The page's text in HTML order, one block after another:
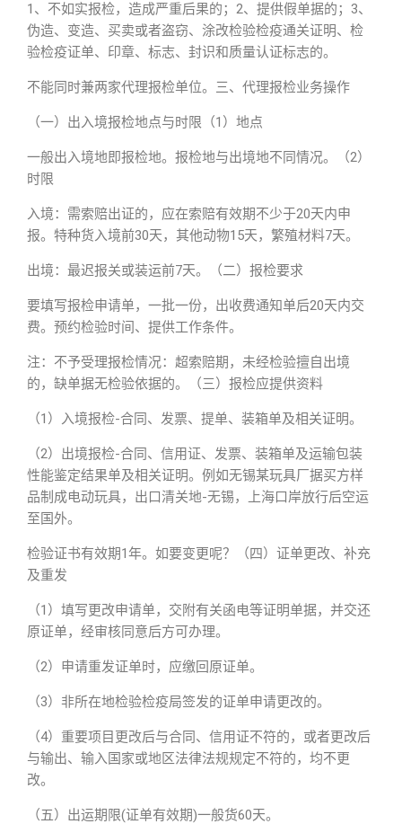
1、不如实报检，造成严重后果的；2、提供假单据的；3、
伪造、变造、买卖或者盗窃、涂改检验检疫通关证明、检
验检疫证单、印章、标志、封识和质量认证标志的。
不能同时兼两家代理报检单位。三、代理报检业务操作
（一）出入境报检地点与时限（1）地点
一般出入境地即报检地。报检地与出境地不同情况。（2）
时限
入境：需索赔出证的，应在索赔有效期不少于20天内申
报。特种货入境前30天，其他动物15天，繁殖材料7天。
出境：最迟报关或装运前7天。（二）报检要求
要填写报检申请单，一批一份，出收费通知单后20天内交
费。预约检验时间、提供工作条件。
注：不予受理报检情况：超索赔期，未经检验擅自出境
的，缺单据无检验依据的。（三）报检应提供资料
（1）入境报检-合同、发票、提单、装箱单及相关证明。
（2）出境报检-合同、信用证、发票、装箱单及运输包装
性能鉴定结果单及相关证明。例如无锡某玩具厂据买方样
品制成电动玩具，出口清关地-无锡，上海口岸放行后空运
至国外。
检验证书有效期1年。如要变更呢？（四）证单更改、补充
及重发
（1）填写更改申请单，交附有关函电等证明单据，并交还
原证单，经审核同意后方可办理。
（2）申请重发证单时，应缴回原证单。
（3）非所在地检验检疫局签发的证单申请更改的。
（4）重要项目更改后与合同、信用证不符的，或者更改后
与输出、输入国家或地区法律法规规定不符的，均不更
改。
（五）出运期限(证单有效期)一般货60天。